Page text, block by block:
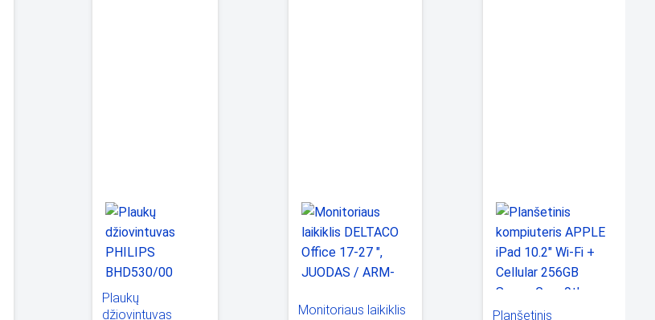
Plaukų
džiovintuvas
Monitoriaus laikiklis
Planšetinis